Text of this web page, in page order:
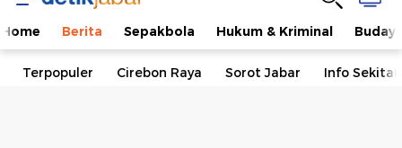
Home Berita Sepakbola Hukum & Kriminal
Terpopuler Cirebon Raya Sorot Jabar Info